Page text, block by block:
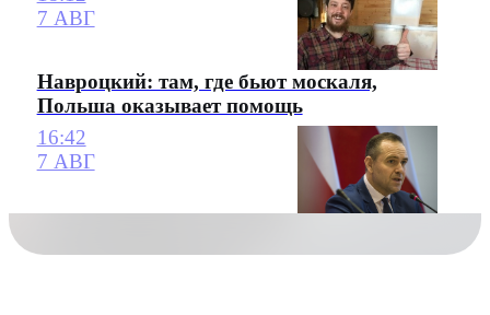
7 АВГ
Навроцкий: там, где бьют москаля,
Польша оказывает помощь
16:42
7 АВГ